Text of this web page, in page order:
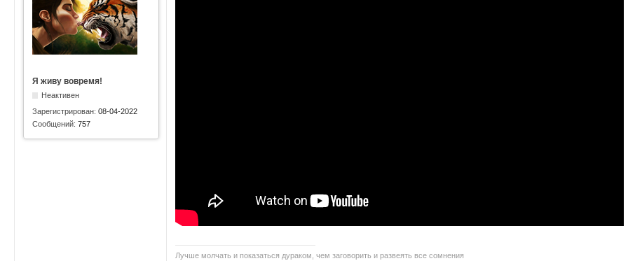
Я живу вовремя!
Неактивен
Зарегистрирован:08-04-2022
Сообщений:757
Лучше молчать и показаться дураком, чем заговорить и развеять все сомнения